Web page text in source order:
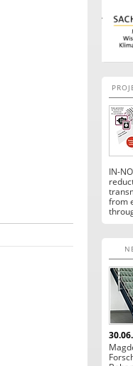
IN-
from